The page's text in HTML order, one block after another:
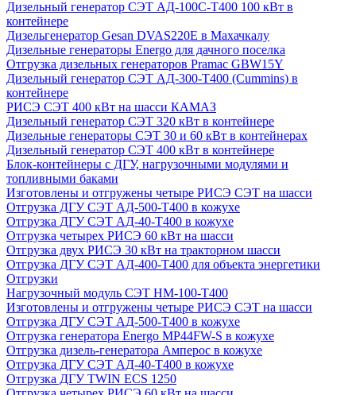
Дизельный генератор СЭТ АД-100С-Т400 100 кВт в
контейнере
Дизельгенератор Gesan DVAS220E в Махачкалу
Дизельные генераторы Energo для дачного поселка
Отгрузка дизельных генераторов Pramac GВW15Y
Дизельный генератор СЭТ АД-300-Т400 (Cummins) в
контейнере
РИСЭ СЭТ 400 кВт на шасси КАМАЗ
Дизельный генератор СЭТ 320 кВт в контейнере
Дизельные генераторы СЭТ 30 и 60 кВт в контейнерах
Дизельный генератор СЭТ 400 кВт в контейнере
Блок-контейнеры с ДГУ, нагрузочными модулями и
топливными баками
Изготовлены и отгружены четыре РИСЭ СЭТ на шасси
Отгрузка ДГУ СЭТ АД-500-Т400 в кожухе
Отгрузка ДГУ СЭТ АД-40-Т400 в кожухе
Отгрузка четырех РИСЭ 60 кВт на шасси
Отгрузка двух РИСЭ 30 кВт на тракторном шасси
Отгрузка ДГУ СЭТ АД-400-Т400 для объекта энергетики
Отгрузки
Нагрузочный модуль СЭТ НМ-100-Т400
Изготовлены и отгружены четыре РИСЭ СЭТ на шасси
Отгрузка ДГУ СЭТ АД-500-Т400 в кожухе
Отгрузка генератора Energo MP44FW-S в кожухе
Отгрузка дизель-генератора Амперос в кожухе
Отгрузка ДГУ СЭТ АД-40-Т400 в кожухе
Отгрузка ДГУ TWIN ECS 1250